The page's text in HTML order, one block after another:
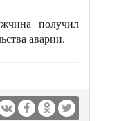
получил
аварии.